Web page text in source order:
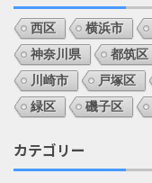
西区 横浜市
神奈川県
都筑区
川崎市
戸塚区
緑区
磯子区
カテゴリー